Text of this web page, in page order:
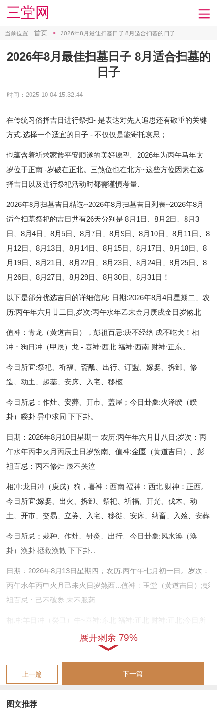
三堂网
当前位置： 首页 > 2026年8月最佳扫墓日子 8月适合扫墓的日子
2026年8月最佳扫墓日子 8月适合扫墓的
日子
时间：2025-10-04 15:32:44
在传统习俗择吉日进行祭扫- 是表达对先人追思还有敬重的关键
方式.选择一个适宜的日子 - 不仅仅是能寄托哀思；
也蕴含着祈求家族平安顺遂的美好愿望。2026年为丙午马年太
岁位于正南 -岁破在正北。三煞位也在北方~这些方位因素在选
择吉日以及进行祭祀活动时都需谨慎考量.
2026年8月扫墓吉日精选~2026年8月扫墓吉日列表~2026年8月
适合扫墓祭祀的吉日共有26天分别是:8月1日、8月2日、8月3
日、8月4日、8月5日、8月7日、8月9日、8月10日、8月11日、8
月12日、8月13日、8月14日、8月15日、8月17日、8月18日、8
月19日、8月21日、8月22日、8月23日、8月24日、8月25日、8
月26日、8月27日、8月29日、8月30日、8月31日！
以下是部分优选吉日的详细信息: 日期:2026年8月4日星期二、农
历:丙午年六月廿二日,岁次:丙午水年乙未金月庚戌金日岁煞北
值神：青龙（黄道吉日），彭祖百忌:庚不经络 戌不吃犬！相
冲：狗日冲（甲辰）龙 - 喜神:西北 福神:西南 财神:正东。
今日所宜:祭祀、祈福、斋醮、出行、订盟、嫁娶、拆卸、修
造、动土、起基、安床、入宅、移柩
今日所忌：作灶、安葬、开市、盖屋；今日卦象:火泽睽（睽
卦）睽卦 异中求同 下下卦。
日期：2026年8月10日星期一 农历:丙午年六月廿八日;岁次：丙
午水年丙申火月丙辰土日岁煞南、值神:金匮（黄道吉日）、彭
祖百忌：丙不修灶 辰不哭泣
相冲:龙日冲（庚戌）狗，喜神：西南 福神：西北 财神：正西。
今日所宜:嫁娶、出火、拆卸、祭祀、祈福、开光、伐木、动
土、开市、交易、立券、入宅、移徙、安床、纳畜、入殓、安葬
今日所忌：栽种、作灶、针灸、出行、今日卦象:风水涣（涣
卦）涣卦 拯救涣散 下下卦...
日期：2026年8月13日星期四；农历:丙午年七月初一日。岁次：
丙午水年丙申火月己未火日岁煞西...值神：玉堂（黄道吉日）;彭
祖百忌：己不破券 未不服药
相冲:羊日冲（癸丑）牛~喜神:东北 福神:正北 财神:正北;今日所
宜:祭祀、动土、筑堤、开池、会亲友、塞穴、入殓、移柩、破
今日所忌:开光、出行、修造、上梁、入宅、安门、作灶、裁衣 -
今日卦象：天火同人（同人卦）同人卦上下还有同 中上卦。
日期:2026年8月18日星期二，农历:丙午年七月初六日,岁次这
展开剩余 79%
上一篇 下一篇
图文推荐